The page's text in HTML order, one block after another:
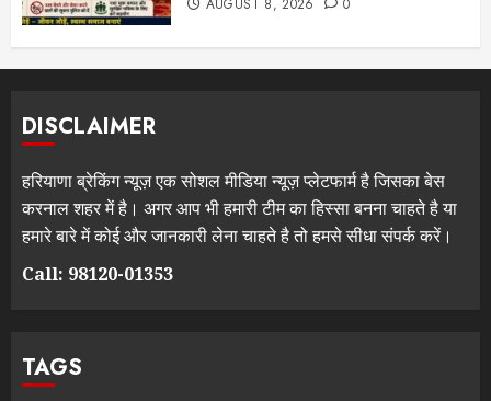
AUGUST 8, 2026 0
DISCLAIMER
हरियाणा ब्रेकिंग न्यूज़ एक सोशल मीडिया न्यूज़ प्लेटफार्म है जिसका बेस
करनाल शहर में है। अगर आप भी हमारी टीम का हिस्सा बनना चाहते है या
हमारे बारे में कोई और जानकारी लेना चाहते है तो हमसे सीधा संपर्क करें।
Call: 98120-01353
TAGS